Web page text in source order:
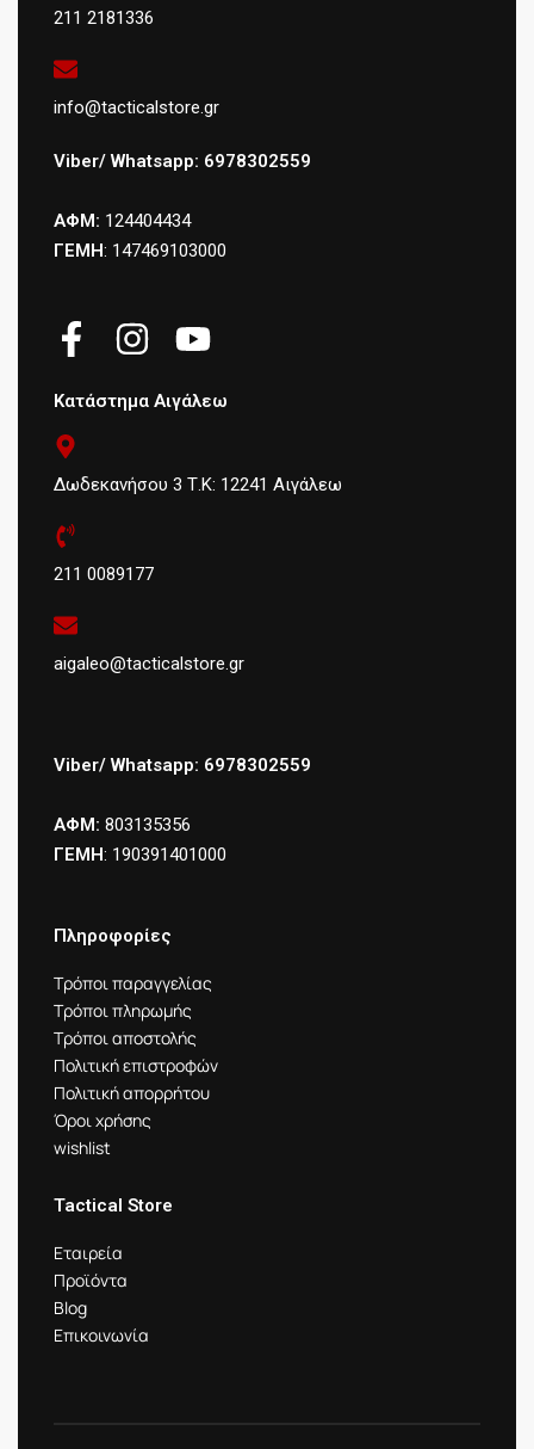
211 2181336
info@tacticalstore.gr
Viber/ Whatsapp: 6978302559
ΑΦΜ: 124404434
ΓΕΜΗ: 147469103000
Κατάστημα Αιγάλεω
Δωδεκανήσου 3 Τ.Κ: 12241 Αιγάλεω
211 0089177
aigaleo@tacticalstore.gr
Viber/ Whatsapp: 6978302559
ΑΦΜ: 803135356
ΓΕΜΗ: 190391401000
Πληροφορίες
Τρόποι παραγγελίας
Τρόποι πληρωμής
Τρόποι αποστολής
Πολιτική επιστροφών
Πολιτική απορρήτου
Όροι χρήσης
wishlist
Tactical Store
Εταιρεία
Προϊόντα
Blog
Επικοινωνία